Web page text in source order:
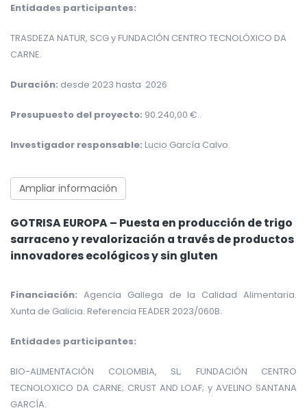
Entidades participantes:
TRASDEZA NATUR, SCG y FUNDACIÓN CENTRO TECNOLÓXICO DA
CARNE.
Duración: desde 2023 hasta 2026
Presupuesto del proyecto: 90.240,00 €..
Investigador responsable: Lucio García Calvo.
Ampliar información
GOTRISA EUROPA – Puesta en producción de trigo
sarraceno y revalorización a través de productos
innovadores ecológicos y sin gluten
Financiación: Agencia Gallega de la Calidad Alimentaria.
Xunta de Galicia. Referencia FEADER 2023/060B.
Entidades participantes:
BIO-ALIMENTACIÓN COLOMBIA, SL; FUNDACIÓN CENTRO
TECNOLOXICO DA CARNE; CRUST AND LOAF; y AVELINO SANTANA
GARCÍA.